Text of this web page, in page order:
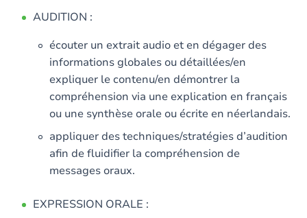
AUDITION :
écouter un extrait audio et en dégager des
informations globales ou détaillées/en
expliquer le contenu/en démontrer la
compréhension via une explication en français
ou une synthèse orale ou écrite en néerlandais.
appliquer des techniques/stratégies d’audition
afin de fluidifier la compréhension de
messages oraux.
EXPRESSION ORALE :